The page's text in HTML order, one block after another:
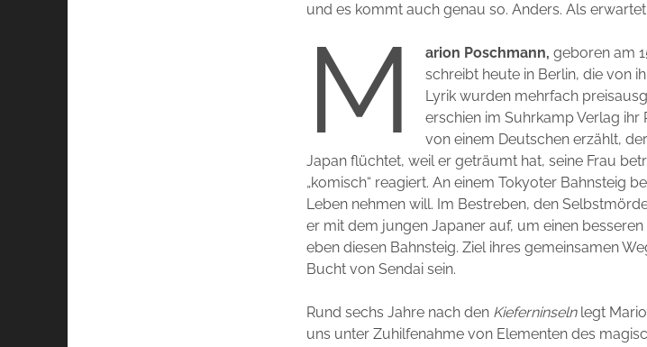
und es kommt auch genau so. Anders. Als
M arion Poschmann, geboren am
schreibt heute in Berlin, die von
Lyrik wurden mehrfach
erschien im Suhrkamp Verlag ihr
von einem Deutschen erzählt,
Japan flüchtet, weil er geträumt hat, seine Frau
„komisch“ reagiert. An einem Tokyoter Bahnsteig
Leben nehmen will. Im Bestreben, den
er mit dem jungen Japaner auf, um einen
eben diesen Bahnsteig. Ziel ihres gemeinsamen
Bucht von Sendai sein.
Rund sechs Jahre nach den Kieferninselnlegt
uns unter Zuhilfenahme von Elementen des